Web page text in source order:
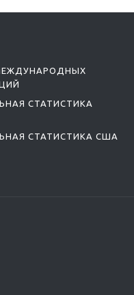
СТАТИСТИКА
СТАТИСТИКА США